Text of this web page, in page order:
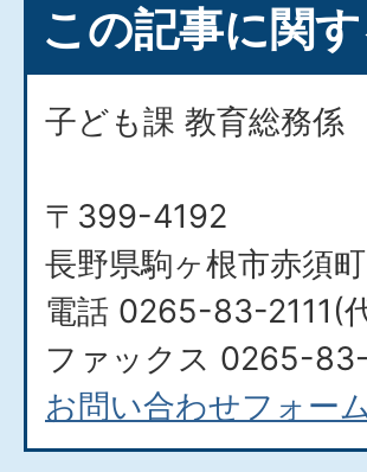
この記事に関
子ども課 教育総務係
〒399-4192
長野県駒ヶ根市赤須
電話 0265-83-2111(
ファックス 0265-
お問い合わせフォー